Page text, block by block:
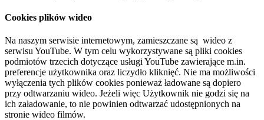
Cookies plików wideo
Na naszym serwisie internetowym, zamieszczane są wideo z
serwisu YouTube. W tym celu wykorzystywane są pliki cookies
podmiotów trzecich dotyczące usługi YouTube zawierające m.in.
preferencje użytkownika oraz liczydło kliknięć. Nie ma możliwości
wyłączenia tych plików cookies ponieważ ładowane są dopiero
przy odtwarzaniu wideo. Jeżeli więc Użytkownik nie godzi się na
ich załadowanie, to nie powinien odtwarzać udostępnionych na
stronie wideo filmów.